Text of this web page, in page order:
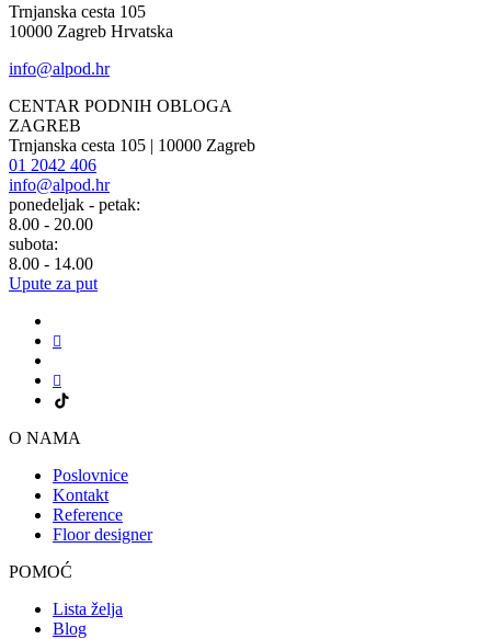
Trnjanska cesta 105
10000 Zagreb Hrvatska
info@alpod.hr
CENTAR PODNIH OBLOGA
ZAGREB
Trnjanska cesta 105 | 10000 Zagreb
01 2042 406
info@alpod.hr
ponedeljak - petak:
8.00 - 20.00
subota:
8.00 - 14.00
Upute za put
O NAMA
Poslovnice
Kontakt
Reference
Floor designer
POMOĆ
Lista želja
Blog